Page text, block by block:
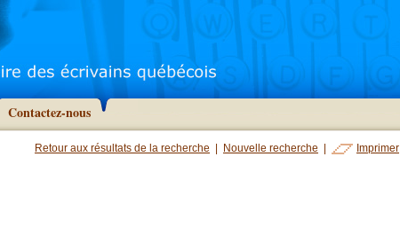
Contactez-nous
Retour aux résultats de la recherche Nouvelle recherche Imprimer